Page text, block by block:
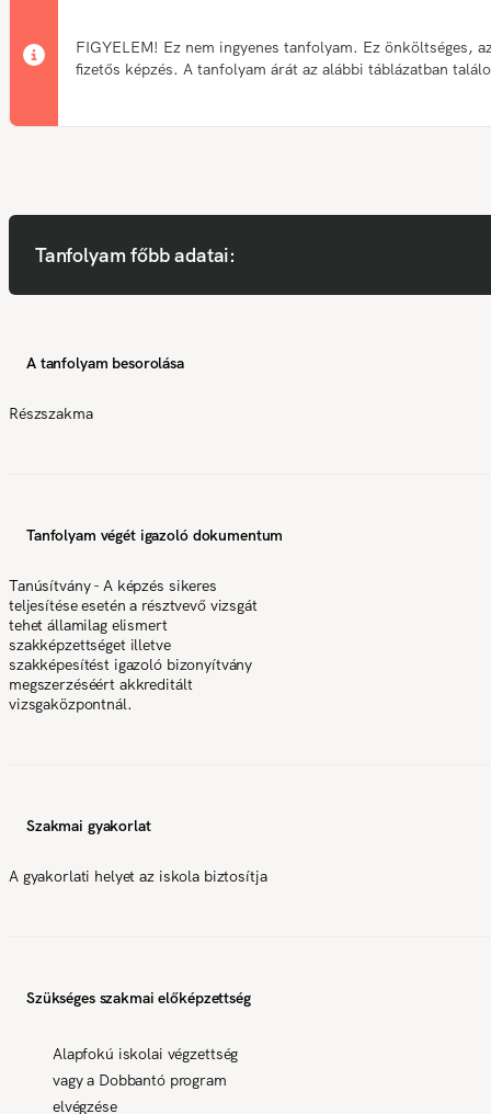
FIGYELEM! Ez nem ingyenes tanfolyam. Ez önköltséges,
fizetős képzés. A tanfolyam árát az alábbi táblázatban
Tanfolyam főbb adatai:
A tanfolyam besorolása
Részszakma
Tanfolyam végét igazoló dokumentum
Tanúsítvány - A képzés sikeres
teljesítése esetén a résztvevő vizsgát
tehet államilag elismert
szakképzettséget illetve
szakképesítést igazoló bizonyítvány
megszerzéséért akkreditált
vizsgaközpontnál.
Szakmai gyakorlat
A gyakorlati helyet az iskola biztosítja
Szükséges szakmai előképzettség
Alapfokú iskolai végzettség
vagy a Dobbantó program
elvégzése